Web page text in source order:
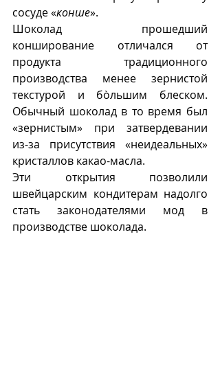
сосуде «конше».
Шоколад прошедший
конширование отличался от
продукта традиционного
производства менее зернистой
текстурой и бòльшим блеском.
Обычный шоколад в то время был
«зернистым» при затвердевании
из-за присутствия «неидеальных»
кристаллов какао-масла.
Эти открытия позволили
швейцарским кондитерам надолго
стать законодателями мод в
производстве шоколада.